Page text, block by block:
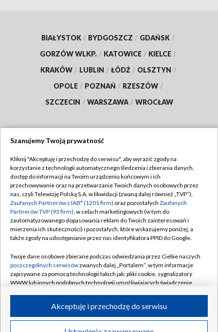
BIAŁYSTOK / BYDGOSZCZ / GDAŃSK /
GORZÓW WLKP. / KATOWICE / KIELCE /
KRAKÓW / LUBLIN / ŁÓDŹ / OLSZTYN /
OPOLE / POZNAŃ / RZESZÓW /
SZCZECIN / WARSZAWA / WROCŁAW
TVP
Abonament TVP
Emisja w TVP
Centrum informacji TVP
Naziemna Telewizja Cyfrowa
Rada Programowa
System NOS
Informacje o nadawcy
Program dla prasy
Regulamin TVP
Polityka prywatności
Moje zgody
Pomoc
Kontakt
Kanały
©2026 Telewizja Polska S.A. w likwidacji
Szanujemy Twoją prywatność
Kliknij "Akceptuję i przechodzę do serwisu", aby wyrazić zgody na
korzystanie z technologii automatycznego śledzenia i zbierania danych,
dostęp do informacji na Twoim urządzeniu końcowym i ich
przechowywanie oraz na przetwarzanie Twoich danych osobowych przez
nas, czyli Telewizję Polską S.A. w likwidacji (zwaną dalej również „TVP”),
Zaufanych Partnerów z IAB* (1201 firm) oraz pozostałych Zaufanych
Partnerów TVP (93 firm), w celach marketingowych (w tym do
zautomatyzowanego dopasowania reklam do Twoich zainteresowań i
mierzenia ich skuteczności) i pozostałych, które wskazujemy poniżej, a
także zgody na udostępnianie przez nas identyfikatora PPID do Google.
Twoje dane osobowe zbierane podczas odwiedzania przez Ciebie naszych
poszczególnych serwisówzwanych dalej „Portalem”, w tym informacje
zapisywane za pomocą technologii takich jak: pliki cookie, sygnalizatory
WWW lub innych podobnych technologii umożliwiających świadczenie
ruchu w Internecie.
Twoje dane osobowe zbierane podczas odwiedzania przez Ciebie
Akceptuję i przechodzę do serwisu